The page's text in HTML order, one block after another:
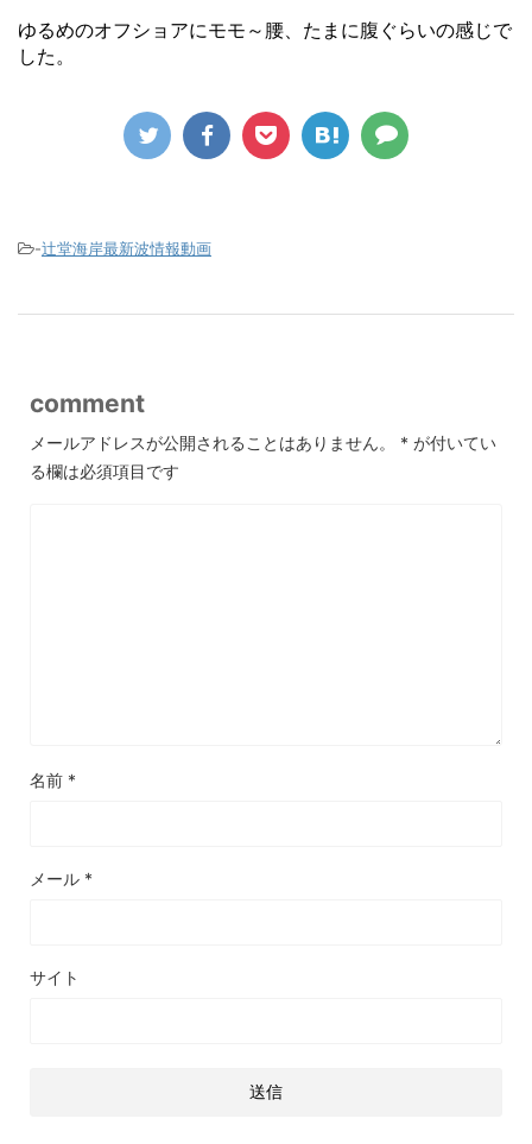
ゆるめのオフショアにモモ～腰、たまに腹ぐらいの感じで
した。
-辻堂海岸最新波情報動画
comment
メールアドレスが公開されることはありません。 * が付いてい
る欄は必須項目です
名前 *
メール *
サイト